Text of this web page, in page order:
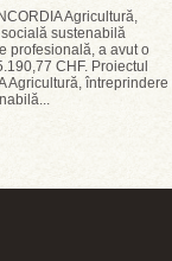
Agricultură,
sustenabilă
profesională, a avut o
CHF. Proiectul
Agricultură, întreprindere